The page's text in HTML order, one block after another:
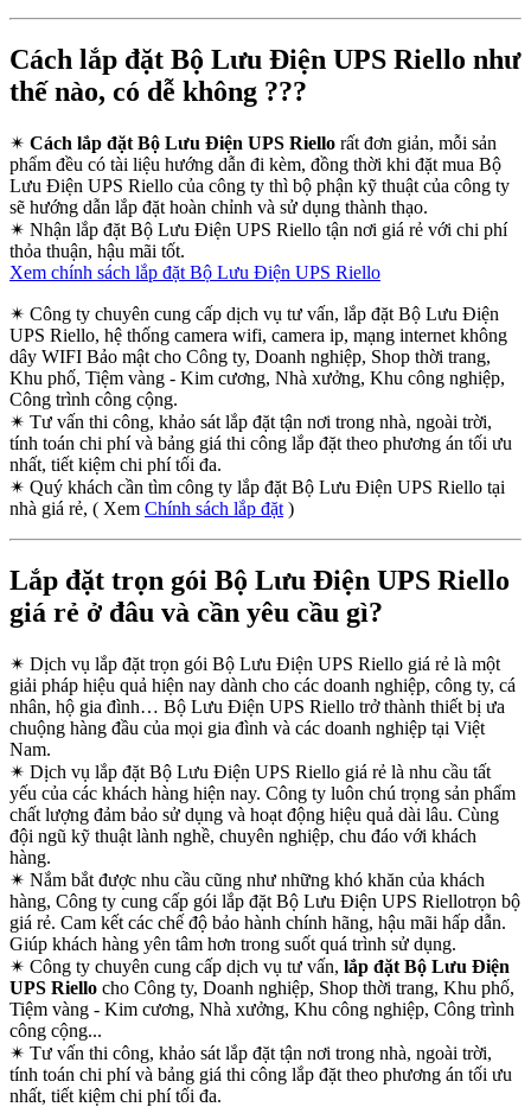
Cách lắp đặt Bộ Lưu Điện UPS Riello như
thế nào, có dễ không ???
✴ Cách lắp đặt Bộ Lưu Điện UPS Riello rất đơn giản, mỗi sản
phẩm đều có tài liệu hướng dẫn đi kèm, đồng thời khi đặt mua Bộ
Lưu Điện UPS Riello của công ty thì bộ phận kỹ thuật của công ty
sẽ hướng dẫn lắp đặt hoàn chỉnh và sử dụng thành thạo.
✴ Nhận lắp đặt Bộ Lưu Điện UPS Riello tận nơi giá rẻ với chi phí
thỏa thuận, hậu mãi tốt.
Xem chính sách lắp đặt Bộ Lưu Điện UPS Riello
✴ Công ty chuyên cung cấp dịch vụ tư vấn, lắp đặt Bộ Lưu Điện
UPS Riello, hệ thống camera wifi, camera ip, mạng internet không
dây WIFI Bảo mật cho Công ty, Doanh nghiệp, Shop thời trang,
Khu phố, Tiệm vàng - Kim cương, Nhà xưởng, Khu công nghiệp,
Công trình công cộng.
✴ Tư vấn thi công, khảo sát lắp đặt tận nơi trong nhà, ngoài trời,
tính toán chi phí và bảng giá thi công lắp đặt theo phương án tối ưu
nhất, tiết kiệm chi phí tối đa.
✴ Quý khách cần tìm công ty lắp đặt Bộ Lưu Điện UPS Riello tại
nhà giá rẻ, ( Xem Chính sách lắp đặt )
Lắp đặt trọn gói Bộ Lưu Điện UPS Riello
giá rẻ ở đâu và cần yêu cầu gì?
✴ Dịch vụ lắp đặt trọn gói Bộ Lưu Điện UPS Riello giá rẻ là một
giải pháp hiệu quả hiện nay dành cho các doanh nghiệp, công ty, cá
nhân, hộ gia đình… Bộ Lưu Điện UPS Riello trở thành thiết bị ưa
chuộng hàng đầu của mọi gia đình và các doanh nghiệp tại Việt
Nam.
✴ Dịch vụ lắp đặt Bộ Lưu Điện UPS Riello giá rẻ là nhu cầu tất
yếu của các khách hàng hiện nay. Công ty luôn chú trọng sản phẩm
chất lượng đảm bảo sử dụng và hoạt động hiệu quả dài lâu. Cùng
đội ngũ kỹ thuật lành nghề, chuyên nghiệp, chu đáo với khách
hàng.
✴ Nắm bắt được nhu cầu cũng như những khó khăn của khách
hàng, Công ty cung cấp gói lắp đặt Bộ Lưu Điện UPS Riellotrọn bộ
giá rẻ. Cam kết các chế độ bảo hành chính hãng, hậu mãi hấp dẫn.
Giúp khách hàng yên tâm hơn trong suốt quá trình sử dụng.
✴ Công ty chuyên cung cấp dịch vụ tư vấn, lắp đặt Bộ Lưu Điện
UPS Riello cho Công ty, Doanh nghiệp, Shop thời trang, Khu phố,
Tiệm vàng - Kim cương, Nhà xưởng, Khu công nghiệp, Công trình
công cộng...
✴ Tư vấn thi công, khảo sát lắp đặt tận nơi trong nhà, ngoài trời,
tính toán chi phí và bảng giá thi công lắp đặt theo phương án tối ưu
nhất, tiết kiệm chi phí tối đa.